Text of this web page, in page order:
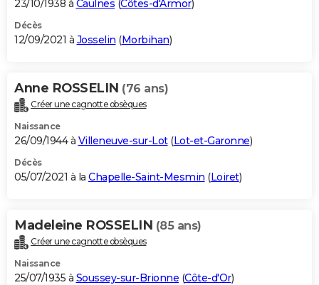
23/10/1938 à Caulnes (Côtes-d'Armor)
Décès
12/09/2021 à Josselin (Morbihan)
Anne ROSSELIN (76 ans)
Créer une cagnotte obsèques
Naissance
26/09/1944 à Villeneuve-sur-Lot(Lot-et-Garonne)
Décès
05/07/2021 à la Chapelle-Saint-Mesmin (Loiret)
Madeleine ROSSELIN (85 ans)
Créer une cagnotte obsèques
Naissance
25/07/1935 à Soussey-sur-Brionne (Côte-d'Or)